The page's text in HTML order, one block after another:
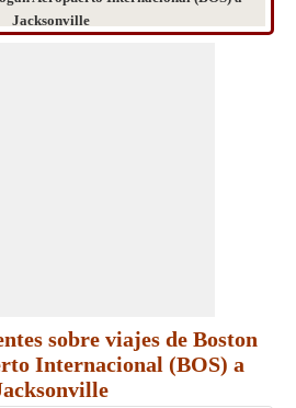
Jacksonville
sobre viajes de Boston
Internacional (BOS) a